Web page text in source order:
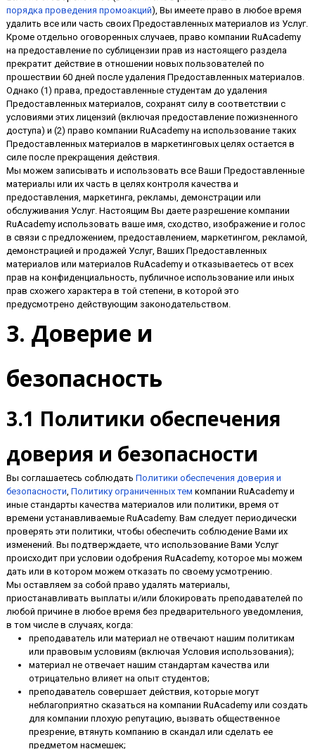
порядка проведения промоакций), Вы имеете право в любое время
удалить все или часть своих Предоставленных материалов из Услуг.
Кроме отдельно оговоренных случаев, право компании RuAcademy
на предоставление по сублицензии прав из настоящего раздела
прекратит действие в отношении новых пользователей по
прошествии 60 дней после удаления Предоставленных материалов.
Однако (1) права, предоставленные студентам до удаления
Предоставленных материалов, сохранят силу в соответствии с
условиями этих лицензий (включая предоставление пожизненного
доступа) и (2) право компании RuAcademy на использование таких
Предоставленных материалов в маркетинговых целях остается в
силе после прекращения действия.
Мы можем записывать и использовать все Ваши Предоставленные
материалы или их часть в целях контроля качества и
предоставления, маркетинга, рекламы, демонстрации или
обслуживания Услуг. Настоящим Вы даете разрешение компании
RuAcademy использовать ваше имя, сходство, изображение и голос
в связи с предложением, предоставлением, маркетингом, рекламой,
демонстрацией и продажей Услуг, Ваших Предоставленных
материалов или материалов RuAcademy и отказываетесь от всех
прав на конфиденциальность, публичное использование или иных
прав схожего характера в той степени, в которой это
предусмотрено действующим законодательством.
3. Доверие и
безопасность
3.1 Политики обеспечения
доверия и безопасности
Вы соглашаетесь соблюдать Политики обеспечения доверия и
безопасности, Политику ограниченных тем компании RuAcademy и
иные стандарты качества материалов или политики, время от
времени устанавливаемые RuAcademy. Вам следует периодически
проверять эти политики, чтобы обеспечить соблюдение Вами их
изменений. Вы подтверждаете, что использование Вами Услуг
происходит при условии одобрения RuAcademy, которое мы можем
дать или в котором можем отказать по своему усмотрению.
Мы оставляем за собой право удалять материалы,
приостанавливать выплаты и/или блокировать преподавателей по
любой причине в любое время без предварительного уведомления,
в том числе в случаях, когда:
преподаватель или материал не отвечают нашим политикам
или правовым условиям (включая Условия использования);
материал не отвечает нашим стандартам качества или
отрицательно влияет на опыт студентов;
преподаватель совершает действия, которые могут
неблагоприятно сказаться на компании RuAcademy или создать
для компании плохую репутацию, вызвать общественное
презрение, втянуть компанию в скандал или сделать ее
предметом насмешек;